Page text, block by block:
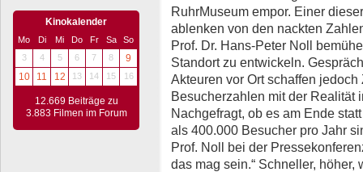
Kinokalender
Mo Di Mi Do Fr Sa
So
3
4 5 6 7 8
9
10
11 12 13 14 15 16
12.669 Beiträge zu
3.883 Filmen im Forum
RuhrMuseum empor. Einer
ablenken von den nackten
Prof. Dr. Hans-Peter Noll
Standort zu entwickeln.
Akteuren vor Ort schaffen
Besucherzahlen mit der Realität
Nachgefragt, ob es am Ende
als 400.000 Besucher pro Jahr
Prof. Noll bei der
das mag sein.“ Schneller,